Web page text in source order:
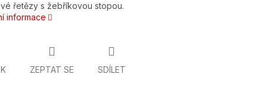
řetězy s žebříkovou stopou.
informace
ZEPTAT SE SDÍLET